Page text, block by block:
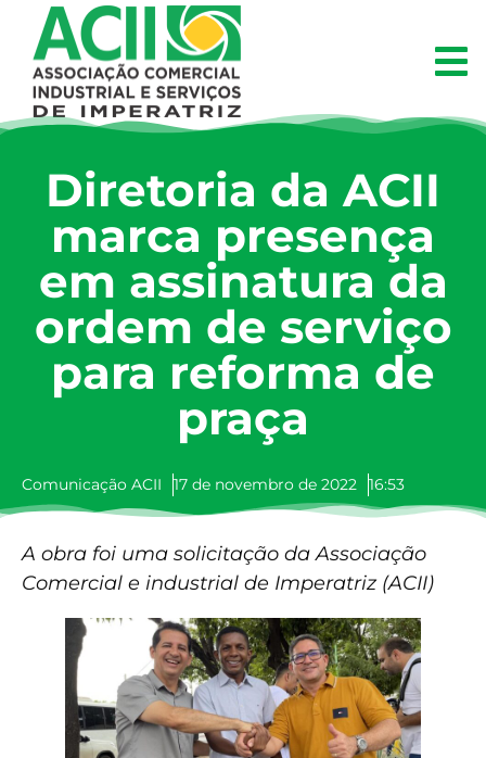
Diretoria da ACII
marca presença
em assinatura da
ordem de serviço
para reforma de
praça
Comunicação ACII 17 de novembro de 2022 16:53
A obra foi uma solicitação da Associação
Comercial e industrial de Imperatriz (ACII)